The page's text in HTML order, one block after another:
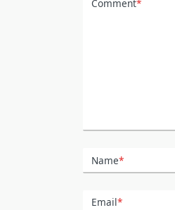
Comment*
Name*
Email*